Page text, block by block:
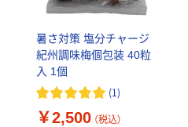
暑さ対策 塩分チャージ
紀州調味梅個包装 40粒
入 1個
(1)
￥2,500 （税込）